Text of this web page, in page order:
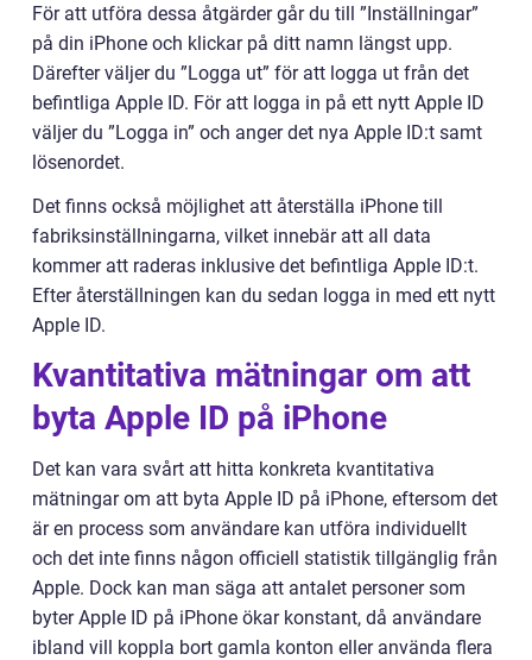
För att utföra dessa åtgärder går du till ”Inställningar”
på din iPhone och klickar på ditt namn längst upp.
Därefter väljer du ”Logga ut” för att logga ut från det
befintliga Apple ID. För att logga in på ett nytt Apple ID
väljer du ”Logga in” och anger det nya Apple ID:t samt
lösenordet.
Det finns också möjlighet att återställa iPhone till
fabriksinställningarna, vilket innebär att all data
kommer att raderas inklusive det befintliga Apple ID:t.
Efter återställningen kan du sedan logga in med ett nytt
Apple ID.
Kvantitativa mätningar om att
byta Apple ID på iPhone
Det kan vara svårt att hitta konkreta kvantitativa
mätningar om att byta Apple ID på iPhone, eftersom det
är en process som användare kan utföra individuellt
och det inte finns någon officiell statistik tillgänglig från
Apple. Dock kan man säga att antalet personer som
byter Apple ID på iPhone ökar konstant, då användare
ibland vill koppla bort gamla konton eller använda flera